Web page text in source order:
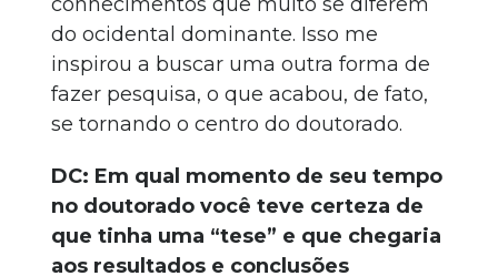
do ocidental dominante. Isso me
inspirou a buscar uma outra forma de
fazer pesquisa, o que acabou, de fato,
se tornando o centro do doutorado.
DC: Em qual momento de seu tempo
no doutorado você teve certeza de
que tinha uma “tese” e que chegaria
aos resultados e conclusões